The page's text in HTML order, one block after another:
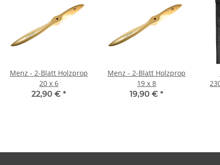
Menz - 2-Blatt Holzprop
20 x 6
22,90 € *
Menz - 2-Blatt Holzprop
19 x 8
19,90 € *